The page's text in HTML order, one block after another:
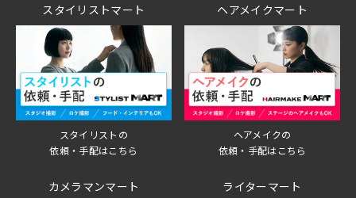
スタイリストマート
スタイリストの
依頼・手配はこちら
ヘアメイクマート
ヘアメイクの
依頼・手配はこちら
カメラマンマート ライターマート